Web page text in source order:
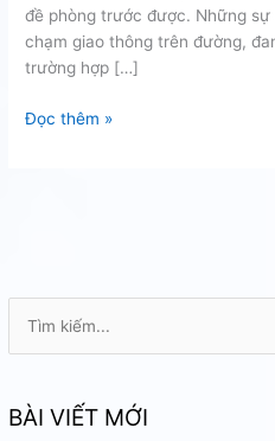
k
BÀI VIẾT MỚI
đề phòng trước được. Những
chạm giao thông trên đường,
trường hợp […]
Cứu
Phan
Chu
Trinh
Đọc thêm »